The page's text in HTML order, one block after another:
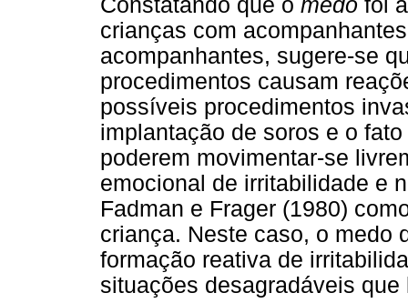
crianças com
acompanhantes, sugere-se
procedimentos causam
possíveis procedimentos
implantação de soros e o
poderem movimentar-se
emocional de irritabilidade e
Fadman e Frager (1980)
criança. Neste caso, o medo
formação reativa de
situações desagradáveis